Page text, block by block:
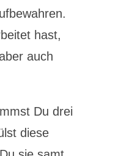
hast,
auch
Du drei
diese